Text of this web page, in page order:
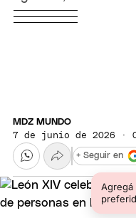
MDZ MUNDO
7 de junio de 2026 ·
Agregá
+ Seguir en